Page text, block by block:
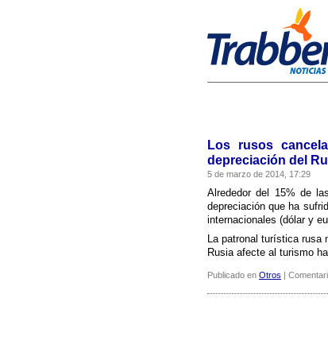
Los rusos
depreciación del
5 de marzo de 2014, 17:29
Alrededor del 15% de
depreciación que ha
internacionales (dólar y
La patronal turí­stica rusa
Rusia afecte al turismo
Publicado en Otros |